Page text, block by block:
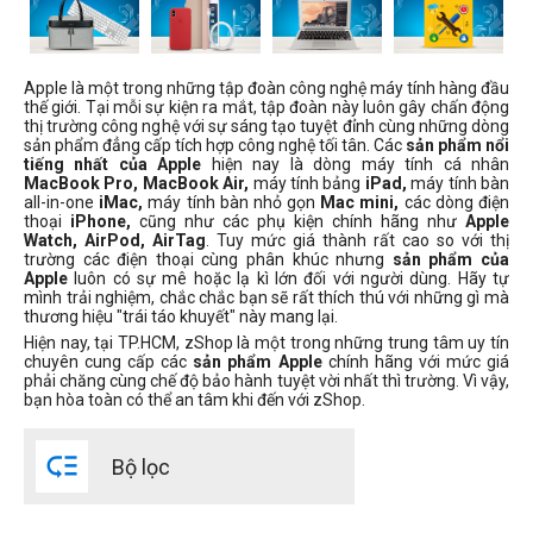
Đời Mac
2022
2023
2024
2025
2020
Công suất
30W
45W
60W
61W
96W
Apple là một trong những tập đoàn công nghệ máy tính hàng đầu
thế giới. Tại mỗi sự kiện ra mắt, tập đoàn này luôn gây chấn động
thị trường công nghệ với sự sáng tạo tuyệt đỉnh cùng những dòng
sản phẩm đẳng cấp tích hợp công nghệ tối tân. Các sản phẩm nổi
tiếng nhất của Apple hiện nay là dòng máy tính cá nhân
MacBook Pro, MacBook Air, máy tính bảng iPad,máy tính bàn
all-in-one iMac,máy tính bàn nhỏ gọn Mac mini, các dòng điện
thoại iPhone, cũng như các phụ kiện chính hãng như Apple
Watch, AirPod, AirTag . Tuy mức giá thành rất cao so với thị
trường các điện thoại cùng phân khúc nhưng sản phẩm của
Apple luôn có sự mê hoặc lạ kì lớn đối với người dùng. Hãy tự
mình trải nghiệm, chắc chắc bạn sẽ rất thích thú với những gì mà
thương hiệu "trái táo khuyết" này mang lại.
Hiện nay, tại TP.HCM, zShop là một trong những trung tâm uy tín
chuyên cung cấp các sản phẩm Applechính hãng với mức giá
phải chăng cùng chế độ bảo hành tuyệt vời nhất thì trường. Vì vậy,
bạn hòa toàn có thể an tâm khi đến với zShop.
 Bộ lọc